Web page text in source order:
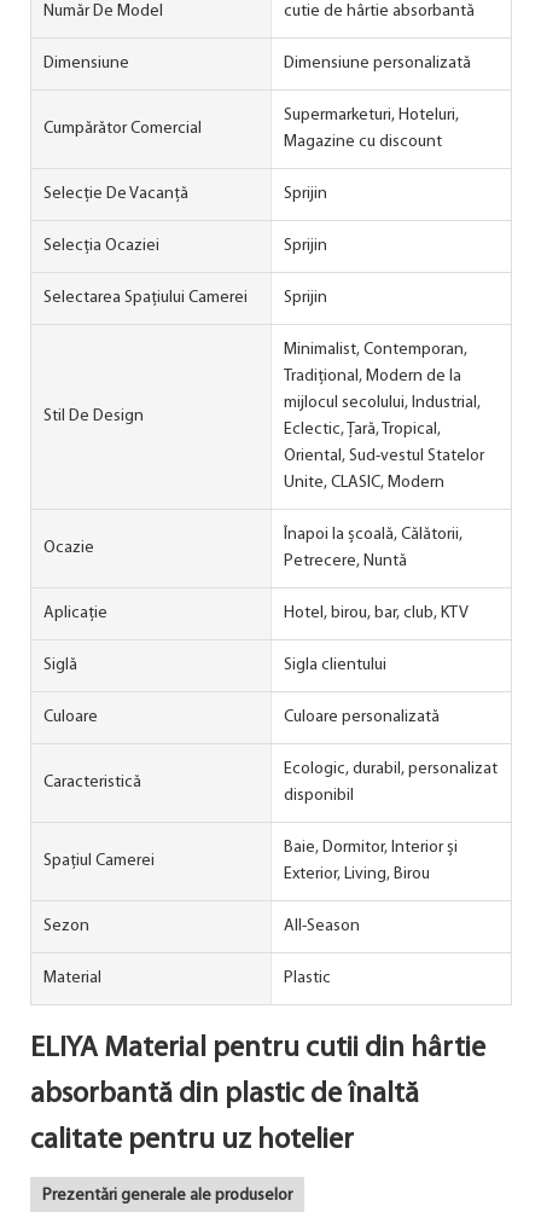
Număr De Model cutie de hârtie absorbantă
Dimensiune Dimensiune personalizată
Cumpărător Comercial
Supermarketuri, Hoteluri,
Magazine cu discount
Selecție De Vacanță Sprijin
Selecția Ocaziei Sprijin
Selectarea Spațiului Camerei Sprijin
Stil De Design
Minimalist, Contemporan,
Tradițional, Modern de la
mijlocul secolului, Industrial,
Eclectic, Țară, Tropical,
Oriental, Sud-vestul Statelor
Unite, CLASIC, Modern
Ocazie
Înapoi la școală, Călătorii,
Petrecere, Nuntă
Aplicație Hotel, birou, bar, club, KTV
Siglă Sigla clientului
Culoare Culoare personalizată
Caracteristică
Ecologic, durabil, personalizat
disponibil
Spațiul Camerei
Baie, Dormitor, Interior și
Exterior, Living, Birou
Sezon All-Season
Material Plastic
ELIYA Material pentru cutii din hârtie
absorbantă din plastic de înaltă
calitate pentru uz hotelier
Prezentări generale ale produselor